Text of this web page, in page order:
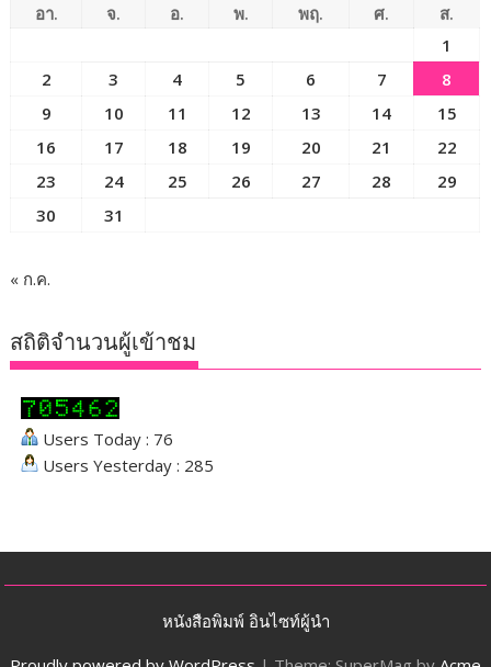
อา. จ. อ. พ. พฤ. ศ.
ส.
1
2
3 4 5 6 7
8
9
10 11 12 13 14
15
16
17 18 19 20 21
22
23
24 25 26 27 28
29
30
31
« ก.ค.
สถิติจำนวนผู้เข้าชม
Users Today : 76
Users Yesterday : 285
หนังสือพิมพ์ อินไซท์ผู้นำ